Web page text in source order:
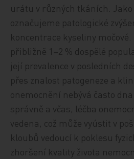
urátu v různých tkáních.
označujeme patologické
koncentrace kyseliny
přibližně 1–2 % dospělé
její prevalence v posledních
přes znalost patogeneze a
onemocnění nebývá často
správně a včas, léčba
vedena, což může vyústit v
kloubů vedoucí k poklesu
zhoršení kvality života